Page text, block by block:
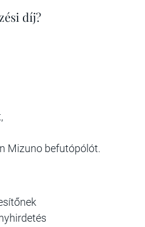
díj?
Mizuno befutópólót.